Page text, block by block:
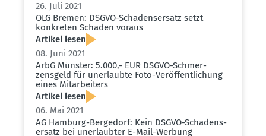
26. Juli 2021
OLG Bremen: DSGVO-Schadens­ersatz setzt
konkreten Schaden voraus
Artikel lesen
08. Juni 2021
ArbG Münster: 5.000,- EUR DSGVO-Schmer­
zensgeld für unerlaubte Foto-Veröf­fent­li­chung
eines Mitar­beiters
Artikel lesen
06. Mai 2021
AG Hamburg-Bergedorf: Kein DSGVO-Schadens­
ersatz bei unerlaubter E-Mail-Werbung